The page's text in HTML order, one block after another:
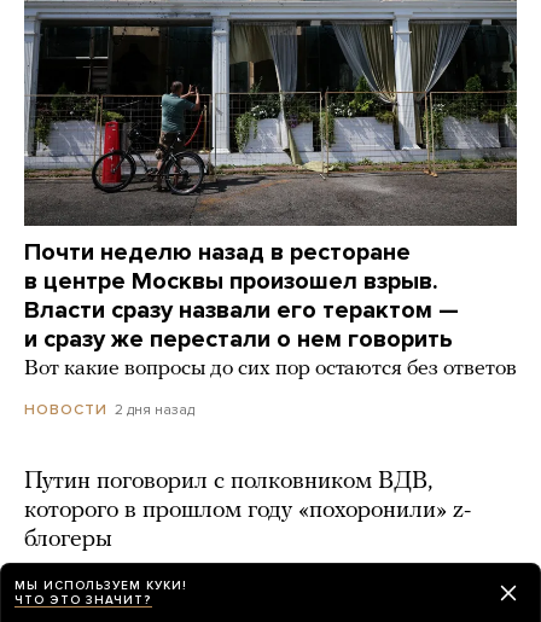
Почти неделю назад в ресторане
в центре Москвы произошел взрыв.
Власти сразу назвали его терактом —
и сразу же перестали о нем говорить
Вот какие вопросы до сих пор остаются без ответов
НОВОСТИ 2 дня назад
Путин поговорил с полковником ВДВ,
которого в прошлом году «похоронили» z-
блогеры
2 дня назад
МЫ ИСПОЛЬЗУЕМ КУКИ!
ЧТО ЭТО ЗНАЧИТ?